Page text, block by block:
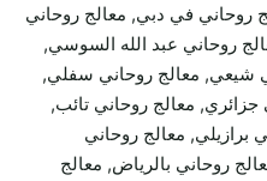
روحاني في دبي, معالج روحاني
روحاني عبد الله السوسي,
شيعي, معالج روحاني سفلي,
معالج روحاني تائب,
برازيلي, معالج روحاني
روحاني بالرياض, معالج